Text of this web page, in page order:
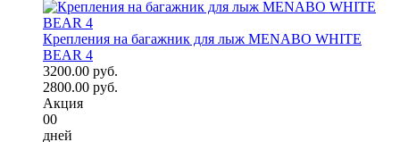
Крепления на багажник для лыж MENABO WHITE
BEAR 4
3200.00 руб.
2800.00 руб.
Акция
00
дней